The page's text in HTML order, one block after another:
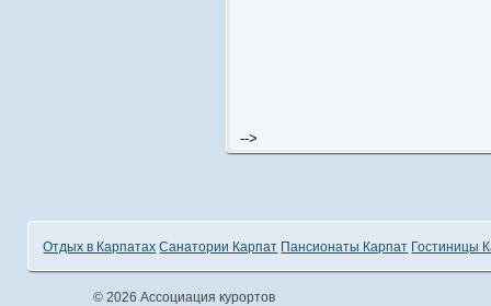
-->
Отдых в Карпатах Санатории Карпат Пансионаты Карпат Гостиницы
© 2026 Ассоциация курортов